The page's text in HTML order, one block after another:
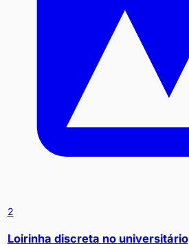
2
Loirinha discreta no universitário